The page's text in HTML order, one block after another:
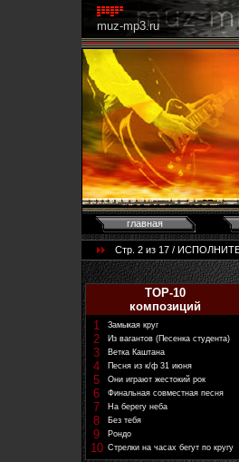
muz-mp3.ru
главная
Стр. 2 из 17 /
TOP-10
композиций
1
Замыкая круг
2 Из вагантов (Песенка студента)
3 Ветка Каштана
4 Песня из к/ф 31 июня
5 Они играют жестокий рок
6 Финальная совместная песня
7 На берегу неба
8 Без тебя
9 Рондо
10 Стрелки на часах бегут по кругу